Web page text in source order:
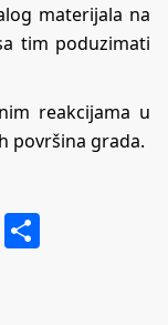
materijala na
tim poduzimati
reakcijama u
površina grada.
X